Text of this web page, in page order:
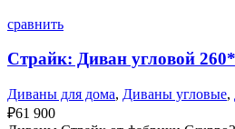
сравнить
Страйк: Диван угловой
Диваны для дома, Диваны угловые,
₽61 900